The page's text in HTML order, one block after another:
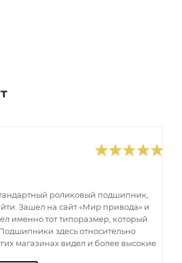
роликовый подшипник,
Зашел на сайт «Мир привода» и
именно тот типоразмер, который
здесь относительно
магазинах видел и более высокие